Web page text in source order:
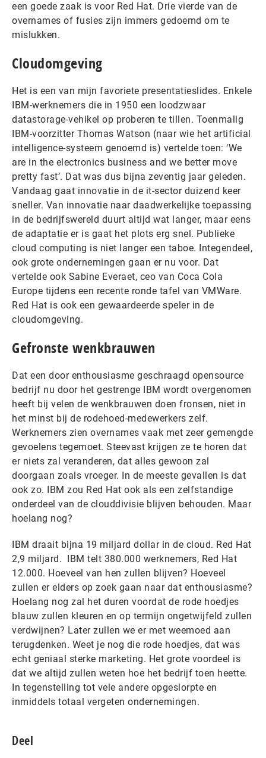
een goede zaak is voor Red Hat. Drie vierde van de
overnames of fusies zijn immers gedoemd om te
mislukken.
Cloudomgeving
Het is een van mijn favoriete presentatieslides. Enkele
IBM-werknemers die in 1950 een loodzwaar
datastorage-vehikel op proberen te tillen. Toenmalig
IBM-voorzitter Thomas Watson (naar wie het artificial
intelligence-systeem genoemd is) vertelde toen: ‘We
are in the electronics business and we better move
pretty fast’. Dat was dus bijna zeventig jaar geleden.
Vandaag gaat innovatie in de it-sector duizend keer
sneller. Van innovatie naar daadwerkelijke toepassing
in de bedrijfswereld duurt altijd wat langer, maar eens
de adaptatie er is gaat het plots erg snel. Publieke
cloud computing is niet langer een taboe. Integendeel,
ook grote ondernemingen gaan er nu voor. Dat
vertelde ook Sabine Everaet, ceo van Coca Cola
Europe tijdens een recente ronde tafel van VMWare.
Red Hat is ook een gewaardeerde speler in de
cloudomgeving.
Gefronste wenkbrauwen
Dat een door enthousiasme geschraagd opensource
bedrijf nu door het gestrenge IBM wordt overgenomen
heeft bij velen de wenkbrauwen doen fronsen, niet in
het minst bij de rodehoed-medewerkers zelf.
Werknemers zien overnames vaak met zeer gemengde
gevoelens tegemoet. Steevast krijgen ze te horen dat
er niets zal veranderen, dat alles gewoon zal
doorgaan zoals vroeger. In de meeste gevallen is dat
ook zo. IBM zou Red Hat ook als een zelfstandige
onderdeel van de clouddivisie blijven behouden. Maar
hoelang nog?
IBM draait bijna 19 miljard dollar in de cloud. Red Hat
2,9 miljard. IBM telt 380.000 werknemers, Red Hat
12.000. Hoeveel van hen zullen blijven? Hoeveel
zullen er elders op zoek gaan naar dat enthousiasme?
Hoelang nog zal het duren voordat de rode hoedjes
blauw zullen kleuren en op termijn ongetwijfeld zullen
verdwijnen? Later zullen we er met weemoed aan
terugdenken. Weet je nog die rode hoedjes, dat was
echt geniaal sterke marketing. Het grote voordeel is
dat we altijd zullen weten hoe het bedrijf toen heette.
In tegenstelling tot vele andere opgeslorpte en
inmiddels totaal vergeten ondernemingen.
Deel